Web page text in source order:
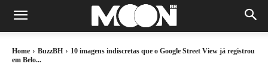
Home BuzzBH
10 imagens indiscretas que o Google Street View já registrou
em Belo...